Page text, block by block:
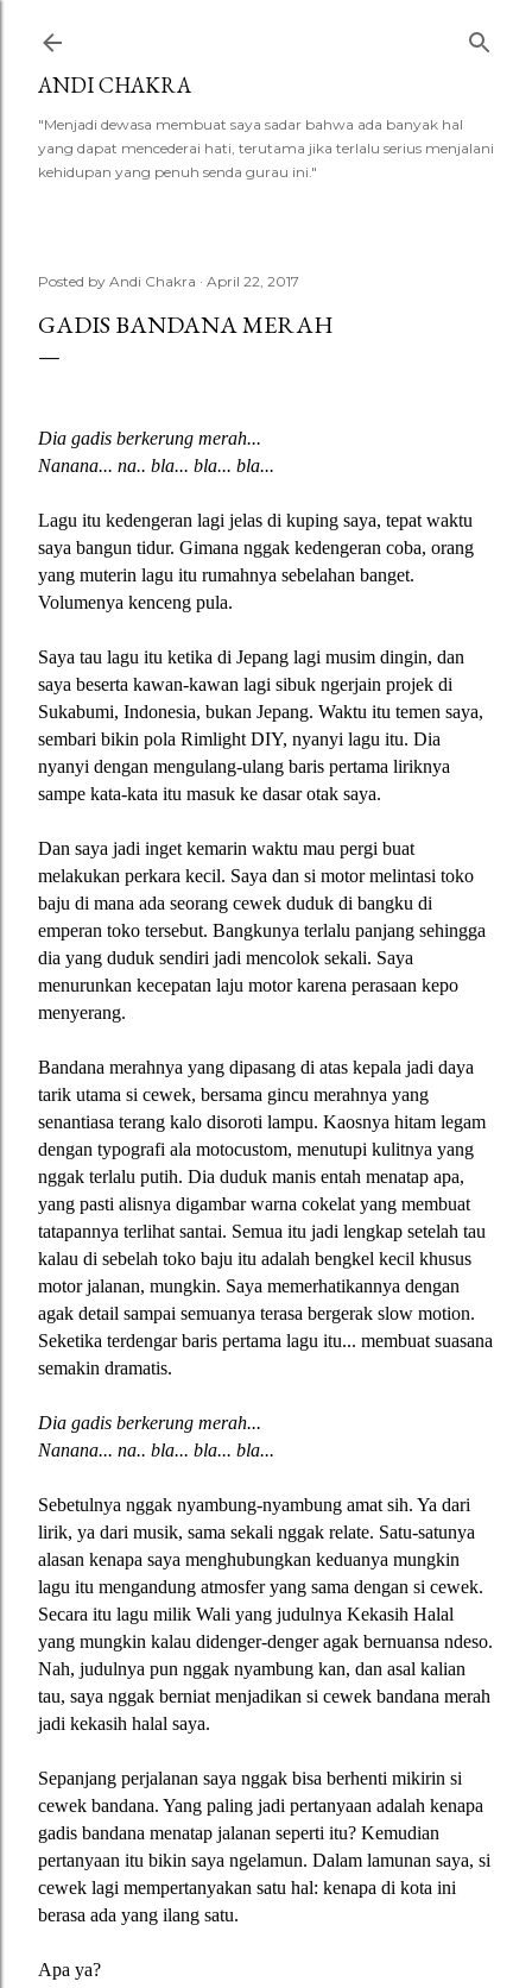
ANDI CHAKRA
"Menjadi dewasa membuat saya sadar bahwa ada banyak hal
yang dapat mencederai hati, terutama jika terlalu serius menjalani
kehidupan yang penuh senda gurau ini."
Posted by Andi Chakra April 22, 2017
GADIS BANDANA MERAH
Dia gadis berkerung merah...
Nanana... na.. bla... bla... bla...
Lagu itu kedengeran lagi jelas di kuping saya, tepat waktu
saya bangun tidur. Gimana nggak kedengeran coba, orang
yang muterin lagu itu rumahnya sebelahan banget.
Volumenya kenceng pula.
Saya tau lagu itu ketika di Jepang lagi musim dingin, dan
saya beserta kawan-kawan lagi sibuk ngerjain projek di
Sukabumi, Indonesia, bukan Jepang. Waktu itu temen saya,
sembari bikin pola Rimlight DIY, nyanyi lagu itu. Dia
nyanyi dengan mengulang-ulang baris pertama liriknya
sampe kata-kata itu masuk ke dasar otak saya.
Dan saya jadi inget kemarin waktu mau pergi buat
melakukan perkara kecil. Saya dan si motor melintasi toko
baju di mana ada seorang cewek duduk di bangku di
emperan toko tersebut. Bangkunya terlalu panjang sehingga
dia yang duduk sendiri jadi mencolok sekali. Saya
menurunkan kecepatan laju motor karena perasaan kepo
menyerang.
Bandana merahnya yang dipasang di atas kepala jadi daya
tarik utama si cewek, bersama gincu merahnya yang
senantiasa terang kalo disoroti lampu. Kaosnya hitam legam
dengan typografi ala motocustom, menutupi kulitnya yang
nggak terlalu putih. Dia duduk manis entah menatap apa,
yang pasti alisnya digambar warna cokelat yang membuat
tatapannya terlihat santai. Semua itu jadi lengkap setelah tau
kalau di sebelah toko baju itu adalah bengkel kecil khusus
motor jalanan, mungkin. Saya memerhatikannya dengan
agak detail sampai semuanya terasa bergerak slow motion.
Seketika terdengar baris pertama lagu itu... membuat suasana
semakin dramatis.
Dia gadis berkerung merah...
Nanana... na.. bla... bla... bla...
Sebetulnya nggak nyambung-nyambung amat sih. Ya dari
lirik, ya dari musik, sama sekali nggak relate. Satu-satunya
alasan kenapa saya menghubungkan keduanya mungkin
lagu itu mengandung atmosfer yang sama dengan si cewek.
Secara itu lagu milik Wali yang judulnya Kekasih Halal
yang mungkin kalau didenger-denger agak bernuansa ndeso.
Nah, judulnya pun nggak nyambung kan, dan asal kalian
tau, saya nggak berniat menjadikan si cewek bandana merah
jadi kekasih halal saya.
Sepanjang perjalanan saya nggak bisa berhenti mikirin si
cewek bandana. Yang paling jadi pertanyaan adalah kenapa
gadis bandana menatap jalanan seperti itu? Kemudian
pertanyaan itu bikin saya ngelamun. Dalam lamunan saya, si
cewek lagi mempertanyakan satu hal: kenapa di kota ini
berasa ada yang ilang satu.
Apa ya?